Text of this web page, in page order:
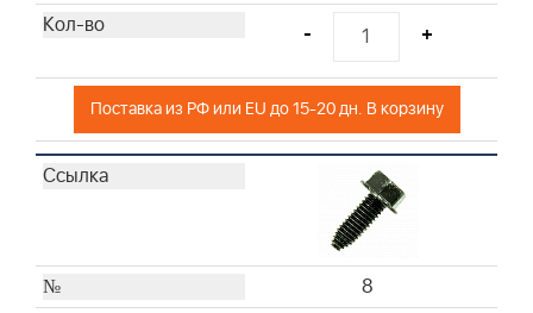
- +
Поставка из РФ или EU до 15-20 дн. В корзину
8